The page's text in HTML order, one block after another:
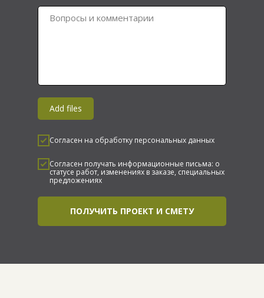
Вопросы и комментарии
Add files
Согласен на обработку персональных данных
Согласен получать информационные письма: о
статусе работ, изменениях в заказе, специальных
предложениях
ПОЛУЧИТЬ ПРОЕКТ И СМЕТУ